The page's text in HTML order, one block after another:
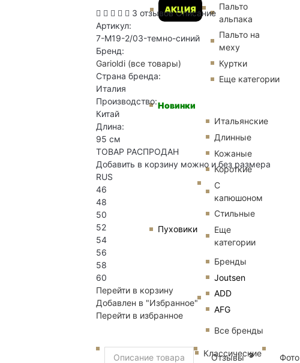
АКЦИЯ
Пальто
альпака
Пальто на
меху
Куртки
Еще категории
Новинки
Пуховики
Итальянские
Длинные
Кожаные
Короткие
С
капюшоном
Стильные
Еще
категории
Бренды
Joutsen
ADD
AFG
Все бренды
Классические
3 отзывов Описание
Артикул:
7-M19-2/03-темно-синий
Бренд:
Garioldi (все товары)
Страна бренда:
Италия
Производство:
Китай
Длина:
95 см
ТОВАР РАСПРОДАН
Добавить в корзину можно и без размера
RUS
46
48
50
52
54
56
58
60
Перейти в корзину
Добавлен в "Избранное"
Перейти в избранное
Описание товара Отзывы 3 Фото